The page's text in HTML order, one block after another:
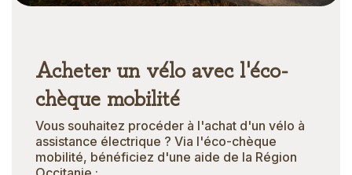
Acheter un vélo avec l'éco-
chèque mobilité
Vous souhaitez procéder à l'achat d'un vélo à
assistance électrique ? Via l'éco-chèque
mobilité, bénéficiez d'une aide de la Région